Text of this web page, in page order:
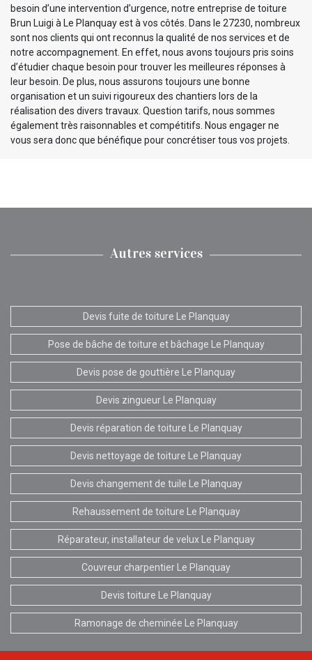
besoin d’une intervention d’urgence, notre entreprise de toiture
Brun Luigi à Le Planquay est à vos côtés. Dans le 27230, nombreux
sont nos clients qui ont reconnus la qualité de nos services et de
notre accompagnement. En effet, nous avons toujours pris soins
d’étudier chaque besoin pour trouver les meilleures réponses à
leur besoin. De plus, nous assurons toujours une bonne
organisation et un suivi rigoureux des chantiers lors de la
réalisation des divers travaux. Question tarifs, nous sommes
également très raisonnables et compétitifs. Nous engager ne
vous sera donc que bénéfique pour concrétiser tous vos projets.
Autres services
Devis fuite de toiture Le Planquay
Pose de bâche de toiture et bâchage Le Planquay
Devis pose de gouttière Le Planquay
Devis zingueur Le Planquay
Devis réparation de toiture Le Planquay
Devis nettoyage de toiture Le Planquay
Devis changement de tuile Le Planquay
Rehaussement de toiture Le Planquay
Réparateur, installateur de velux Le Planquay
Couvreur charpentier Le Planquay
Devis toiture Le Planquay
Ramonage de cheminée Le Planquay